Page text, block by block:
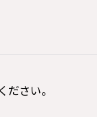
さい。